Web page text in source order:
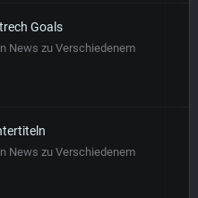
Goals
News zu Verschiedenem
News zu Verschiedenem